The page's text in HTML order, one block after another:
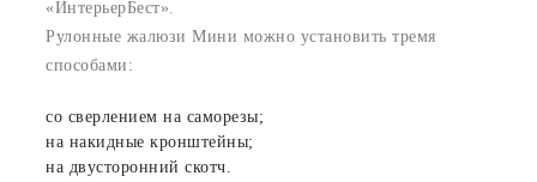
«ИнтерьерБест».
Рулонные жалюзи Мини можно установить тремя
способами:
со сверлением на саморезы;
на накидные кронштейны;
на двусторонний скотч.